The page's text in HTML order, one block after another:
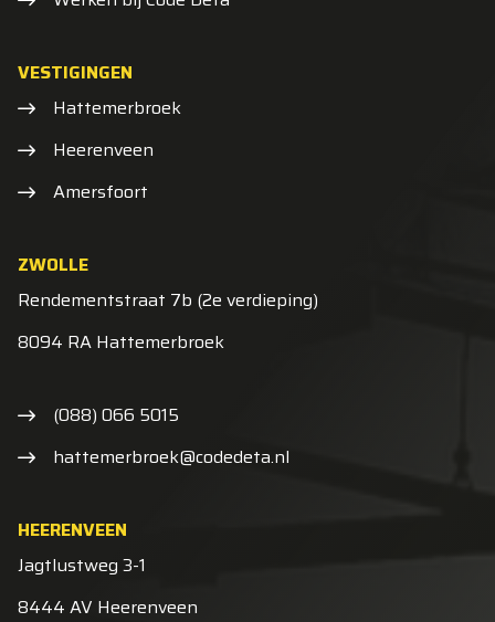
VESTIGINGEN
Hattemerbroek
Heerenveen
Amersfoort
ZWOLLE
Rendementstraat 7b (2e verdieping)
8094 RA Hattemerbroek
(088) 066 5015
hattemerbroek@codedeta.nl
HEERENVEEN
Jagtlustweg 3-1
8444 AV Heerenveen